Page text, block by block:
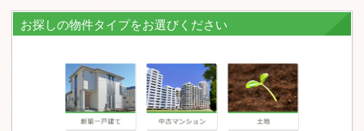
お探しの物件タイプをお選びください